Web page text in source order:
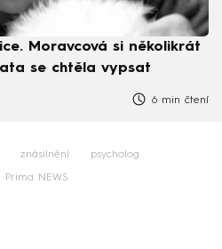
Moravcová si několikrát
se chtěla vypsat
6 min čtení
znásilnění psycholog
Prima NEWS